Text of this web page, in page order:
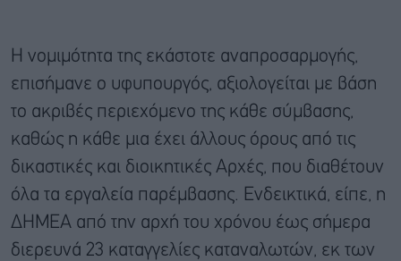
Η νομιμότητα της εκάστοτε αναπροσαρμογής,
επισήμανε ο υφυπουργός, αξιολογείται με βάση
το ακριβές περιεχόμενο της κάθε σύμβασης,
καθώς η κάθε μια έχει άλλους όρους από τις
δικαστικές και διοικητικές Αρχές, που διαθέτουν
όλα τα εργαλεία παρέμβασης. Ενδεικτικά, είπε, η
ΔΗΜΕΑ από την αρχή του χρόνου έως σήμερα
διερευνά 23 καταγγελίες καταναλωτών, εκ των